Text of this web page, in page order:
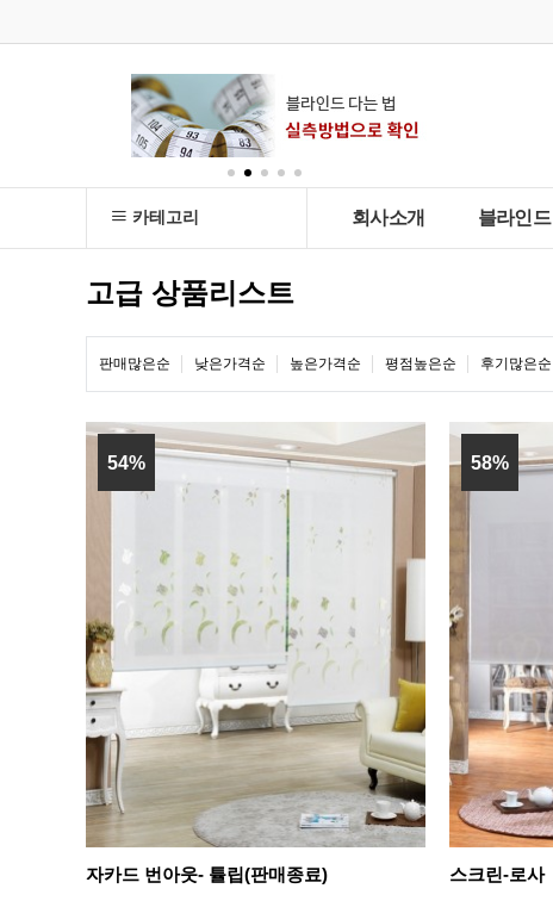
카테고리 회사소개 블라인드
고급 상품리스트
판매많은순 낮은가격순 높은가격순 평점높은순 후기많은순
자카드 번아웃- 튤립(판매종료)
54%
스크린-로사
58%